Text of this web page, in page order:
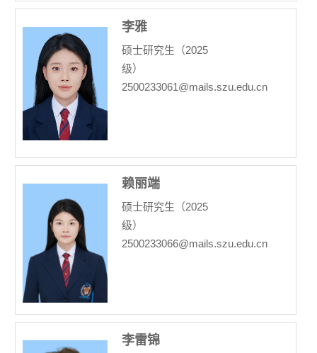
李雅
硕士研究生（2025
级）
2500233061@mails.szu.edu.cn
赖丽端
硕士研究生（2025
级）
2500233066@mails.szu.edu.cn
李雷锦